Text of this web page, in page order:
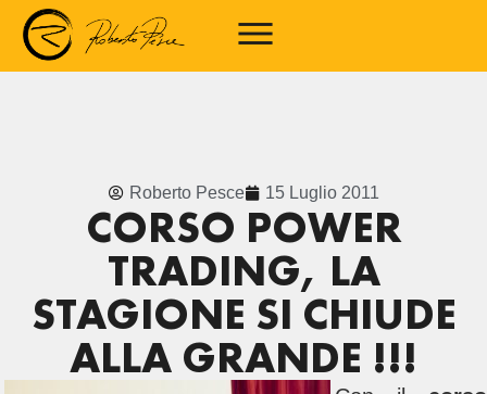
Roberto Pesce 15 Luglio 2011
CORSO POWER
TRADING, LA
STAGIONE SI CHIUDE
ALLA GRANDE !!!